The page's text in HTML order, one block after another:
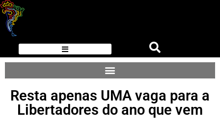
Resta apenas UMA vaga para a
Libertadores do ano que vem